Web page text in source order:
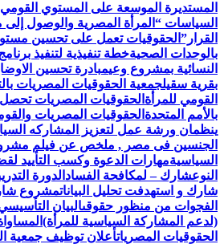
المستديرة الموسعة على المستوي
السياسات “المرأة المصرية والوصول
القرار” الحقوقيات تعمل على تحسين
بالوحدات الصحيةخطة تنفيذية لتنفيذ
النسائية بمشروع وعيمبادرة تحسين
بقرية سقيلجمعية الحقوقيات المصريات
القومي للمرأة الحقوقيات المصريات
بالأمم المتحدة الحقوقيات المصريات
ينظمان ورشة عمل لتعزيز المشاركه
الجنسين فى مصر , ملخص عن فيلم
السياسيةمهارات الدعوة وكسب التأييد
النوعشارك – لمكافحة الفساد الدورة
شارك و استهدفت تحليل البياناتمشروع
الفجوات من منظور حقوقىالبيان
(لدعم المشاركة السياسية للمرأة)
الحقوقيات المصرياتأعلان توظيف جمعية